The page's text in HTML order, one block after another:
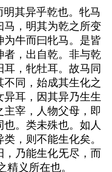
其异乎乾也。牝马
，明其为乾之所变
牛而曰牝马。是皆
，出自乾。非与乾
，牝牡耳。故马同
同，始成其生化之
异耳，因其异乃生生
宰，人物父母，即
。类未殊也。如人
，则不能生化矣。
乃能生化旡尽，而
精义所在也。